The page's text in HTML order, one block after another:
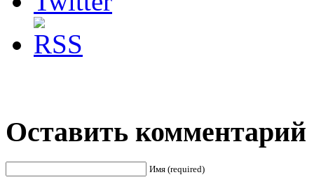
Оставить комментарий
Имя (required)